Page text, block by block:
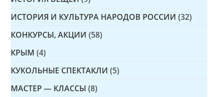
ИСТОРИЯ И КУЛЬТУРА НАРОДОВ РОССИИ (32)
КОНКУРСЫ, АКЦИИ (58)
КРЫМ (4)
КУКОЛЬНЫЕ СПЕКТАКЛИ (5)
МАСТЕР — КЛАССЫ (8)